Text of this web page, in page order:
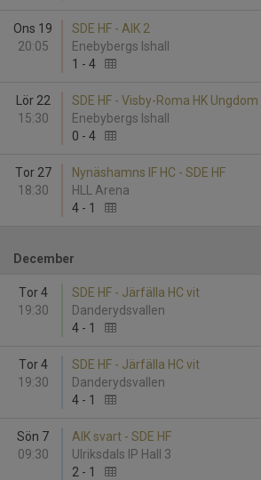
Ons 19
20:05
SDE HF - AIK 2
Enebybergs Ishall
1 - 4
Lör 22
15:30
SDE HF - Visby-Roma HK Ungdom
Enebybergs Ishall
0 - 4
Tor 27
18:30
Nynäshamns IF HC - SDE HF
HLL Arena
4 - 1
December
Tor 4
19:30
SDE HF - Järfälla HC vit
Danderydsvallen
4 - 1
Tor 4
19:30
SDE HF - Järfälla HC vit
Danderydsvallen
4 - 1
Sön 7
09:30
AIK svart - SDE HF
Ulriksdals IP Hall 3
2 - 1